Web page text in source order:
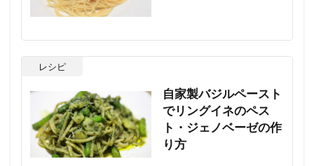
レシピ
自家製バジルペースト
でリングイネのペス
ト・ジェノベーゼの作
り方